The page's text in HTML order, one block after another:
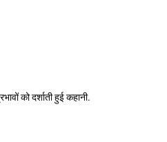
को दर्शाती हुई कहानी.